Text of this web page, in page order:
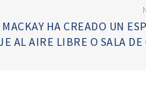
HA CREADO UN
AL AIRE LIBRE O SALA DE